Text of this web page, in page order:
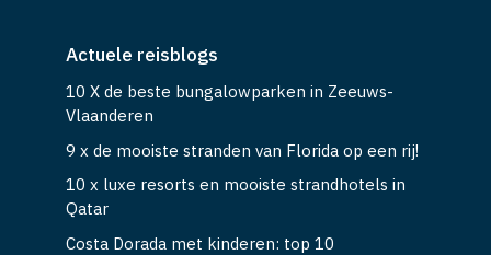
Actuele reisblogs
10 X de beste bungalowparken in Zeeuws-
Vlaanderen
9 x de mooiste stranden van Florida op een rij!
10 x luxe resorts en mooiste strandhotels in
Qatar
Costa Dorada met kinderen: top 10